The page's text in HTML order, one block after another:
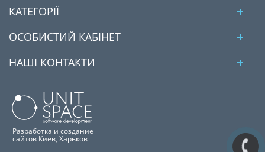
КАТЕГОРІЇ
ОСОБИСТИЙ КАБІНЕТ
НАШІ КОНТАКТИ
Разработка и создание
сайтов Киев, Харьков